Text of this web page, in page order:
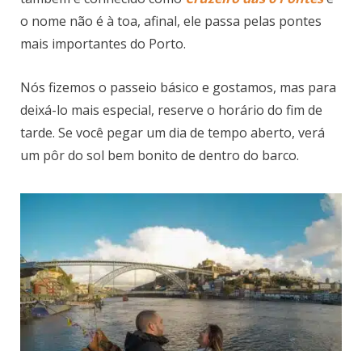
o nome não é à toa, afinal, ele passa pelas pontes
mais importantes do Porto.
Nós fizemos o passeio básico e gostamos, mas para
deixá-lo mais especial, reserve o horário do fim de
tarde. Se você pegar um dia de tempo aberto, verá
um pôr do sol bem bonito de dentro do barco.